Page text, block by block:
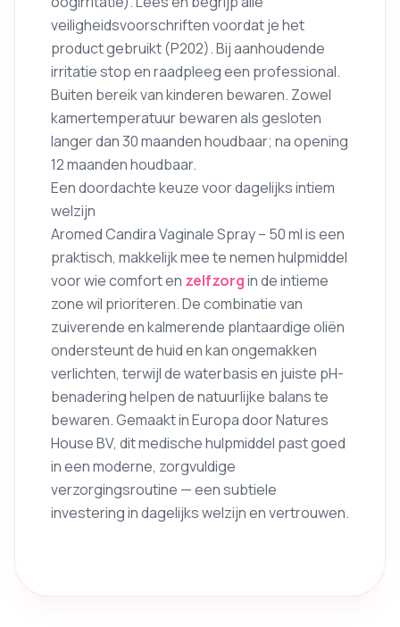
veiligheidsvoorschriften voordat je het
product gebruikt (P202). Bij aanhoudende
irritatie stop en raadpleeg een professional.
Buiten bereik van kinderen bewaren. Zowel
kamertemperatuur bewaren als gesloten
langer dan 30 maanden houdbaar; na opening
12 maanden houdbaar.
Een doordachte keuze voor dagelijks intiem
welzijn
Aromed Candira Vaginale Spray – 50 ml is een
praktisch, makkelijk mee te nemen hulpmiddel
voor wie comfort en zelfzorgin de intieme
zone wil prioriteren. De combinatie van
zuiverende en kalmerende plantaardige oliën
ondersteunt de huid en kan ongemakken
verlichten, terwijl de waterbasis en juiste pH-
benadering helpen de natuurlijke balans te
bewaren. Gemaakt in Europa door Natures
House BV, dit medische hulpmiddel past goed
in een moderne, zorgvuldige
verzorgingsroutine — een subtiele
investering in dagelijks welzijn en vertrouwen.